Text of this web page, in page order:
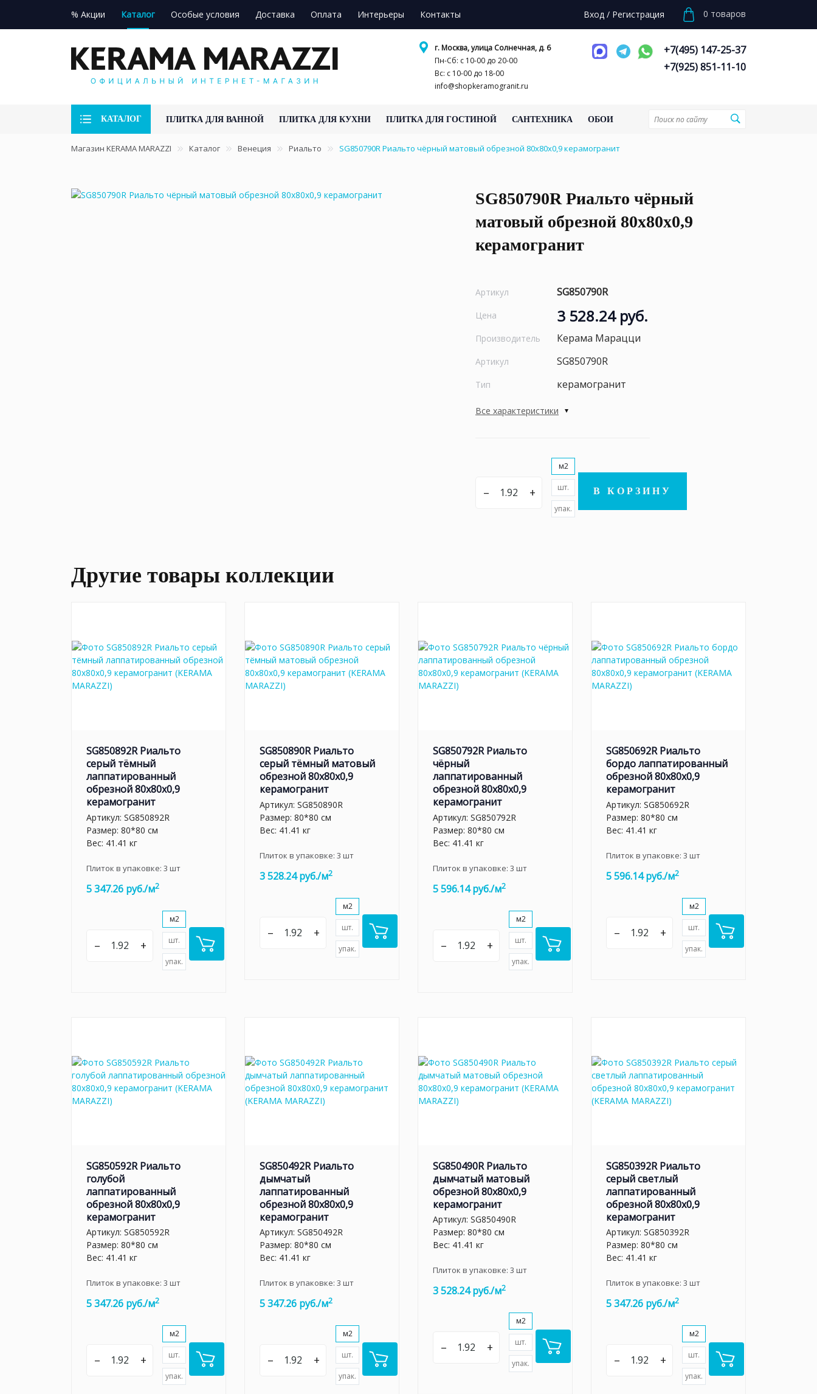
% Акции Каталог Особые условия Доставка Оплата Интерьеры Контакты Вход / Регистрация 0 товаров
г. Москва, улица Солнечная, д. 6
Пн-Сб: с 10-00 до 20-00
Вс: с 10-00 до 18-00
info@shopkeramogranit.ru
+7(495) 147-25-37
+7(925) 851-11-10
КАТАЛОГ ПЛИТКА ДЛЯ ВАННОЙ ПЛИТКА ДЛЯ КУХНИ ПЛИТКА ДЛЯ ГОСТИНОЙ САНТЕХНИКА ОБОИ
Магазин KERAMA MARAZZI Каталог Венеция Риальто SG850790R Риальто чёрный матовый обрезной 80x80x0,9 керамогранит
SG850790R Риальто чёрный
матовый обрезной 80x80x0,9
керамогранит
Артикул SG850790R
Цена 3 528.24 руб.
Производитель Керама Марацци
Артикул SG850790R
Тип керамогранит
Все характеристики
– +
м2
шт.
упак.
В КОРЗИНУ
Другие товары коллекции
SG850892R Риальто
серый тёмный
лаппатированный
обрезной 80x80x0,9
керамогранит
Артикул: SG850892R
Размер: 80*80 см
Вес: 41.41 кг
Плиток в упаковке: 3 шт
5 347.26 руб./м2
– +
м2
шт.
упак.
SG850890R Риальто
серый тёмный матовый
обрезной 80x80x0,9
керамогранит
Артикул: SG850890R
Размер: 80*80 см
Вес: 41.41 кг
Плиток в упаковке: 3 шт
3 528.24 руб./м2
– +
м2
шт.
упак.
SG850792R Риальто
чёрный
лаппатированный
обрезной 80x80x0,9
керамогранит
Артикул: SG850792R
Размер: 80*80 см
Вес: 41.41 кг
Плиток в упаковке: 3 шт
5 596.14 руб./м2
– +
м2
шт.
упак.
SG850692R Риальто
бордо лаппатированный
обрезной 80x80x0,9
керамогранит
Артикул: SG850692R
Размер: 80*80 см
Вес: 41.41 кг
Плиток в упаковке: 3 шт
5 596.14 руб./м2
– +
м2
шт.
упак.
SG850592R Риальто
голубой
лаппатированный
обрезной 80x80x0,9
керамогранит
Артикул: SG850592R
Размер: 80*80 см
Вес: 41.41 кг
Плиток в упаковке: 3 шт
5 347.26 руб./м2
– +
м2
шт.
упак.
SG850492R Риальто
дымчатый
лаппатированный
обрезной 80x80x0,9
керамогранит
Артикул: SG850492R
Размер: 80*80 см
Вес: 41.41 кг
Плиток в упаковке: 3 шт
5 347.26 руб./м2
– +
м2
шт.
упак.
SG850490R Риальто
дымчатый матовый
обрезной 80x80x0,9
керамогранит
Артикул: SG850490R
Размер: 80*80 см
Вес: 41.41 кг
Плиток в упаковке: 3 шт
3 528.24 руб./м2
– +
м2
шт.
упак.
SG850392R Риальто
серый светлый
лаппатированный
обрезной 80x80x0,9
керамогранит
Артикул: SG850392R
Размер: 80*80 см
Вес: 41.41 кг
Плиток в упаковке: 3 шт
5 347.26 руб./м2
– +
м2
шт.
упак.